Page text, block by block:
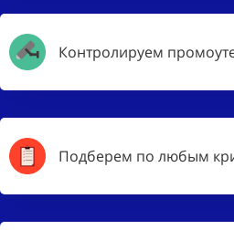
Контролируем
Подберем по любым